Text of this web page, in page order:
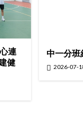
連
健
中一分班
2026-07-